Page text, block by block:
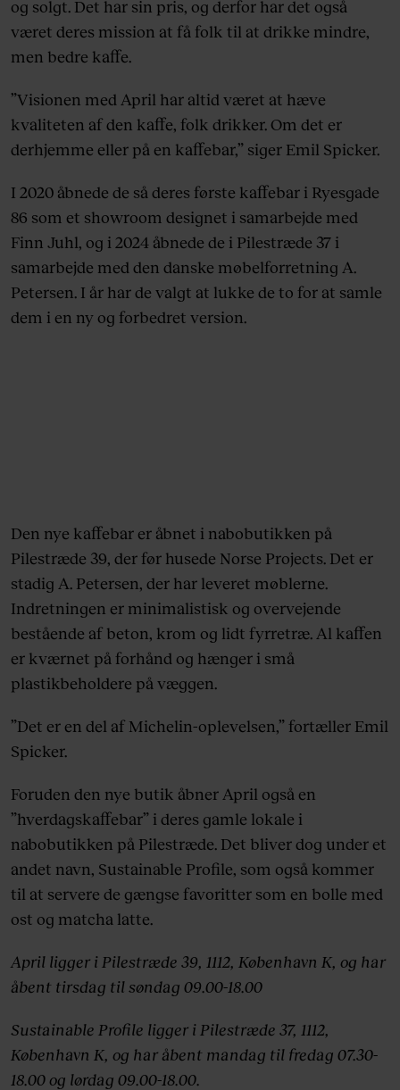
og solgt. Det har sin pris, og derfor har det også
været deres mission at få folk til at drikke mindre,
men bedre kaffe.
”Visionen med April har altid været at hæve
kvaliteten af den kaffe, folk drikker. Om det er
derhjemme eller på en kaffebar,” siger Emil Spicker.
I 2020 åbnede de så deres første kaffebar i Ryesgade
86 som et showroom designet i samarbejde med
Finn Juhl, og i 2024 åbnede de i Pilestræde 37 i
samarbejde med den danske møbelforretning A.
Petersen. I år har de valgt at lukke de to for at samle
dem i en ny og forbedret version.
Den nye kaffebar er åbnet i nabobutikken på
Pilestræde 39, der før husede Norse Projects. Det er
stadig A. Petersen, der har leveret møblerne.
Indretningen er minimalistisk og overvejende
bestående af beton, krom og lidt fyrretræ. Al kaffen
er kværnet på forhånd og hænger i små
plastikbeholdere på væggen.
”Det er en del af Michelin-oplevelsen,” fortæller Emil
Spicker.
Foruden den nye butik åbner April også en
”hverdagskaffebar” i deres gamle lokale i
nabobutikken på Pilestræde. Det bliver dog under et
andet navn, Sustainable Profile, som også kommer
til at servere de gængse favoritter som en bolle med
ost og matcha latte.
April ligger i Pilestræde 39, 1112, København K, og har
åbent tirsdag til søndag 09.00-18.00
Sustainable Profile ligger i Pilestræde 37, 1112,
København K, og har åbent mandag til fredag 07.30-
18.00 og lørdag 09.00-18.00.